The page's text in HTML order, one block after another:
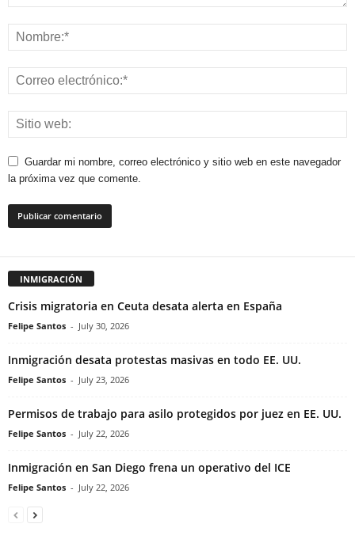
Guardar mi nombre, correo electrónico y sitio web en este navegador
la próxima vez que comente.
INMIGRACIÓN
Crisis migratoria en Ceuta desata alerta en España
Felipe Santos - July 30, 2026
Inmigración desata protestas masivas en todo EE. UU.
Felipe Santos - July 23, 2026
Permisos de trabajo para asilo protegidos por juez en EE. UU.
Felipe Santos - July 22, 2026
Inmigración en San Diego frena un operativo del ICE
Felipe Santos - July 22, 2026